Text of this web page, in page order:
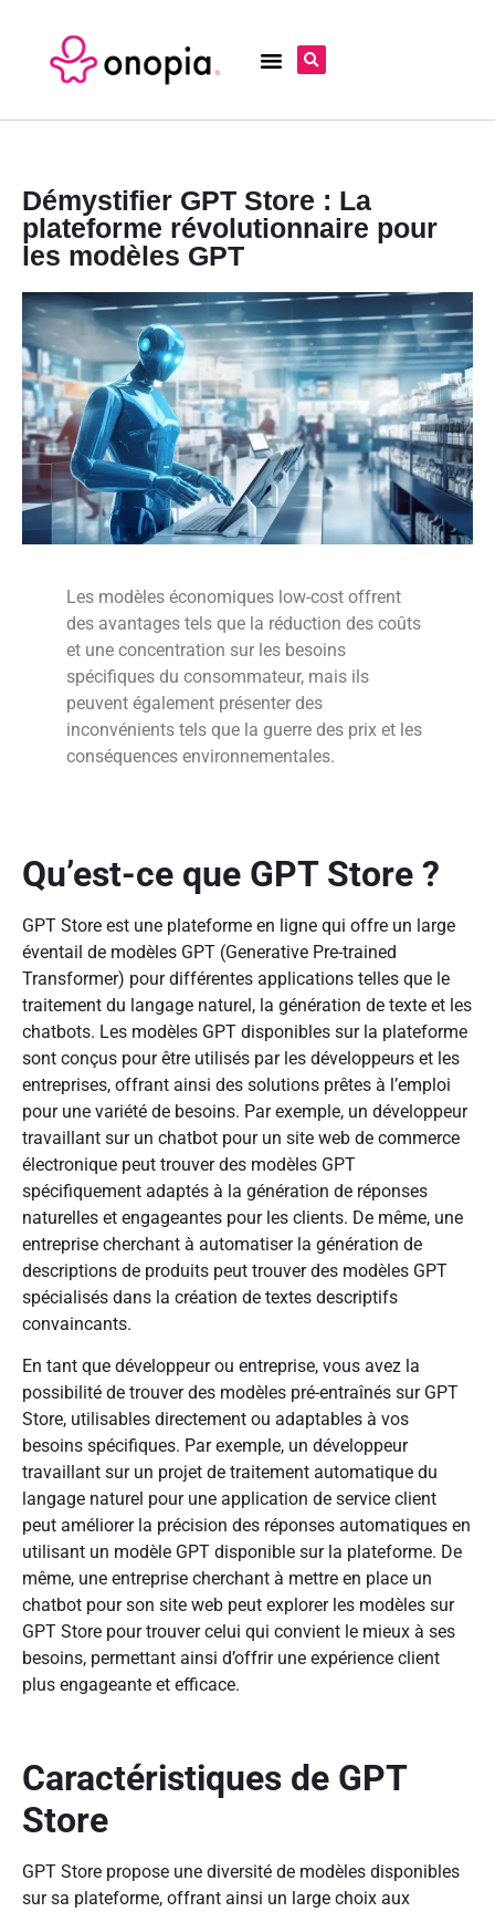
Démystifier GPT Store : La
plateforme révolutionnaire pour
les modèles GPT
Les modèles économiques low-cost offrent
des avantages tels que la réduction des coûts
et une concentration sur les besoins
spécifiques du consommateur, mais ils
peuvent également présenter des
inconvénients tels que la guerre des prix et les
conséquences environnementales.
Qu’est-ce que GPT Store ?
GPT Store est une plateforme en ligne qui offre un large
éventail de modèles GPT (Generative Pre-trained
Transformer) pour différentes applications telles que le
traitement du langage naturel, la génération de texte et les
chatbots. Les modèles GPT disponibles sur la plateforme
sont conçus pour être utilisés par les développeurs et les
entreprises, offrant ainsi des solutions prêtes à l’emploi
pour une variété de besoins. Par exemple, un développeur
travaillant sur un chatbot pour un site web de commerce
électronique peut trouver des modèles GPT
spécifiquement adaptés à la génération de réponses
naturelles et engageantes pour les clients. De même, une
entreprise cherchant à automatiser la génération de
descriptions de produits peut trouver des modèles GPT
spécialisés dans la création de textes descriptifs
convaincants.
En tant que développeur ou entreprise, vous avez la
possibilité de trouver des modèles pré-entraînés sur GPT
Store, utilisables directement ou adaptables à vos
besoins spécifiques. Par exemple, un développeur
travaillant sur un projet de traitement automatique du
langage naturel pour une application de service client
peut améliorer la précision des réponses automatiques en
utilisant un modèle GPT disponible sur la plateforme. De
même, une entreprise cherchant à mettre en place un
chatbot pour son site web peut explorer les modèles sur
GPT Store pour trouver celui qui convient le mieux à ses
besoins, permettant ainsi d’offrir une expérience client
plus engageante et efficace.
Caractéristiques de GPT
Store
GPT Store propose une diversité de modèles disponibles
sur sa plateforme, offrant ainsi un large choix aux